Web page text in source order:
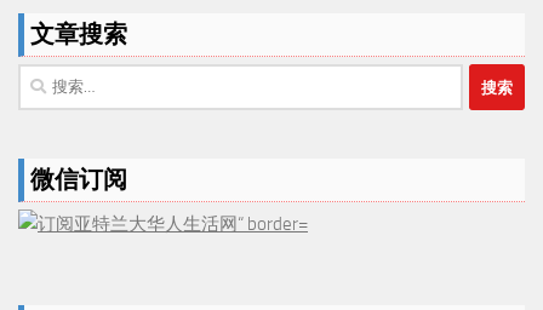
文章搜索
搜
索：
微信订阅